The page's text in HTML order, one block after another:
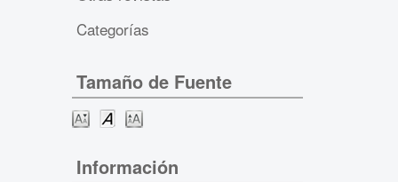
Categorías
Tamaño de Fuente
Información